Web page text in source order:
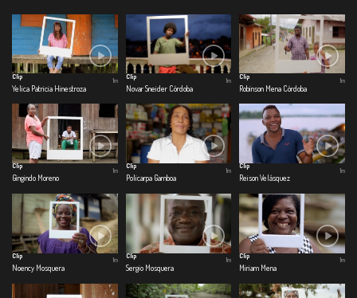
Clip
Yelica Patricia Hinestroza
1m
Clip
Novar Sneider Córdoba
1m
Clip
Robinson Mena Córdoba
1m
Clip
Gingindo Moreno
1m
Clip
Policarpa Gamboa
1m
Clip
Reison Velásquez
1m
Clip
Noency Mosquera
1m
Clip
Sergio Mosquera
1m
Clip
Miriam Mena
1m